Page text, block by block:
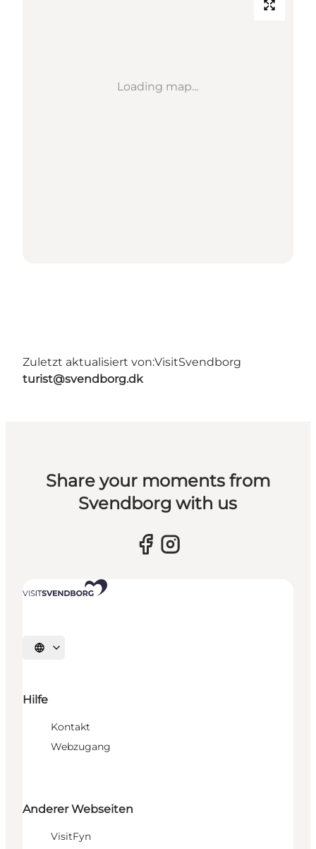
Loading map...
Zuletzt aktualisiert von:VisitSvendborg
turist@svendborg.dk
Share your moments from
Svendborg with us
Sprache auswählen
Hilfe
Kontakt
Webzugang
Anderer Webseiten
VisitFyn